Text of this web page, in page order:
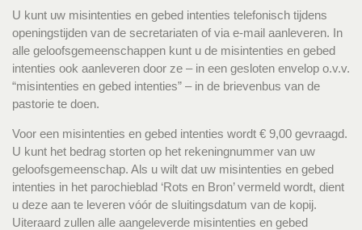
U kunt uw misintenties en gebed intenties telefonisch tijdens
openingstijden van de secretariaten of via e-mail aanleveren. In
alle geloofsgemeenschappen kunt u de misintenties en gebed
intenties ook aanleveren door ze – in een gesloten envelop o.v.v.
“misintenties en gebed intenties” – in de brievenbus van de
pastorie te doen.
Voor een misintenties en gebed intenties wordt € 9,00 gevraagd.
U kunt het bedrag storten op het rekeningnummer van uw
geloofsgemeenschap. Als u wilt dat uw misintenties en gebed
intenties in het parochieblad ‘Rots en Bron’ vermeld wordt, dient
u deze aan te leveren vóór de sluitingsdatum van de kopij.
Uiteraard zullen alle aangeleverde misintenties en gebed